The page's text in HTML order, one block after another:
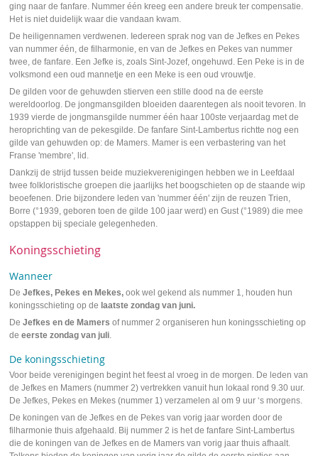
ging naar de fanfare. Nummer één kreeg een andere breuk ter compensatie.
Het is niet duidelijk waar die vandaan kwam.
De heiligennamen verdwenen. Iedereen sprak nog van de Jefkes en Pekes
van nummer één, de filharmonie, en van de Jefkes en Pekes van nummer
twee, de fanfare. Een Jefke is, zoals Sint-Jozef, ongehuwd. Een Peke is in de
volksmond een oud mannetje en een Meke is een oud vrouwtje.
De gilden voor de gehuwden stierven een stille dood na de eerste
wereldoorlog. De jongmansgilden bloeiden daarentegen als nooit tevoren. In
1939 vierde de jongmansgilde nummer één haar 100ste verjaardag met de
heroprichting van de pekesgilde. De fanfare Sint-Lambertus richtte nog een
gilde van gehuwden op: de Mamers. Mamer is een verbastering van het
Franse 'membre', lid.
Dankzij de strijd tussen beide muziekverenigingen hebben we in Leefdaal
twee folkloristische groepen die jaarlijks het boogschieten op de staande wip
beoefenen. Drie bijzondere leden van 'nummer één' zijn de reuzen Trien,
Borre (°1939, geboren toen de gilde 100 jaar werd) en Gust (°1989) die mee
opstappen bij speciale gelegenheden.
Koningsschieting
Wanneer
DeJefkes, Pekes en Mekes,ook wel gekend als nummer 1, houden hun
koningsschieting op de laatste zondag van juni.
DeJefkes en de Mamers of nummer 2 organiseren hun koningsschieting op
deeerste zondag van juli
De koningsschieting
Voor beide verenigingen begint het feest al vroeg in de morgen. De leden van
de Jefkes en Mamers (nummer 2) vertrekken vanuit hun lokaal rond 9.30 uur.
De Jefkes, Pekes en Mekes (nummer 1) verzamelen al om 9 uur ‘s morgens.
De koningen van de Jefkes en de Pekes van vorig jaar worden door de
filharmonie thuis afgehaald. Bij nummer 2 is het de fanfare Sint-Lambertus
die de koningen van de Jefkes en de Mamers van vorig jaar thuis afhaalt.